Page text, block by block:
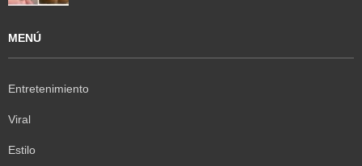
MENÚ
Entretenimiento
Viral
Estilo